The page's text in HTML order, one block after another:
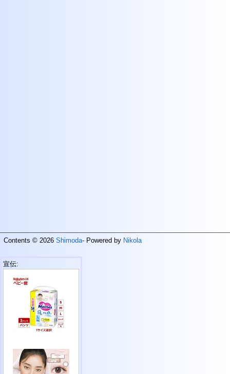
Contents © 2026 Shimoda- Powered by Nikola
宣伝: